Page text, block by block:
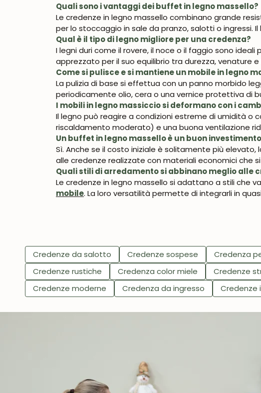
Quali sono i vantaggi dei buffet in legno massello?
Le credenze in legno massello combinano grande
per lo stoccaggio in sale da pranzo, salotti o ingressi.
Qual è il tipo di legno migliore per una credenza?
I legni duri come il rovere, il noce o il faggio sono
apprezzato per il suo equilibrio tra durezza, venature
Come si pulisce e si mantiene un mobile in legno
La pulizia di base si effettua con un panno morbido
periodicamente olio, cera o una vernice protettiva di
I mobili in legno massiccio si deformano con i
Il legno può reagire a condizioni estreme di umidità
riscaldamento moderato) e una buona ventilazione
Un buffet in legno massello è un buon
Sì. Anche se il costo iniziale è solitamente più
alle credenze realizzate con materiali economici che
Quali stili di arredamento si abbinano meglio alle
Le credenze in legno massello si adattano a stili che
mobile. La loro versatilità permette di integrarli in
Credenze da salotto Credenze sospese Credenza
Credenze rustiche
Credenza color miele Credenze
Credenze moderne
Credenza da ingresso Credenze